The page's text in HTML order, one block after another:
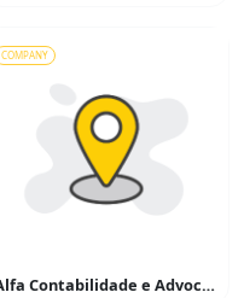
COMPANY
Alfa Contabilidade e Advocacia